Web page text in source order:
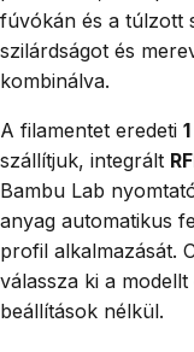
fúvókán és a túlzott
szilárdságot és
kombinálva.
A filamentet eredeti
szállítjuk, integrált
Bambu Lab
anyag automatikus
profil alkalmazását.
válassza ki a
beállítások nélkül.